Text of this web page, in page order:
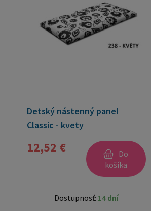
Detský nástenný panel
Classic - kvety
12,52 €
Do
košíka
Dostupnosť: 14 dní